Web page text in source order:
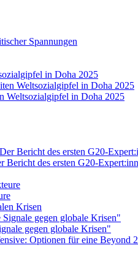
Spannungen
in Doha 2025
Weltsozialgipfel in Doha 2025
des ersten G20-
Krisen
gegen globale Krisen"
Optionen für eine Beyond